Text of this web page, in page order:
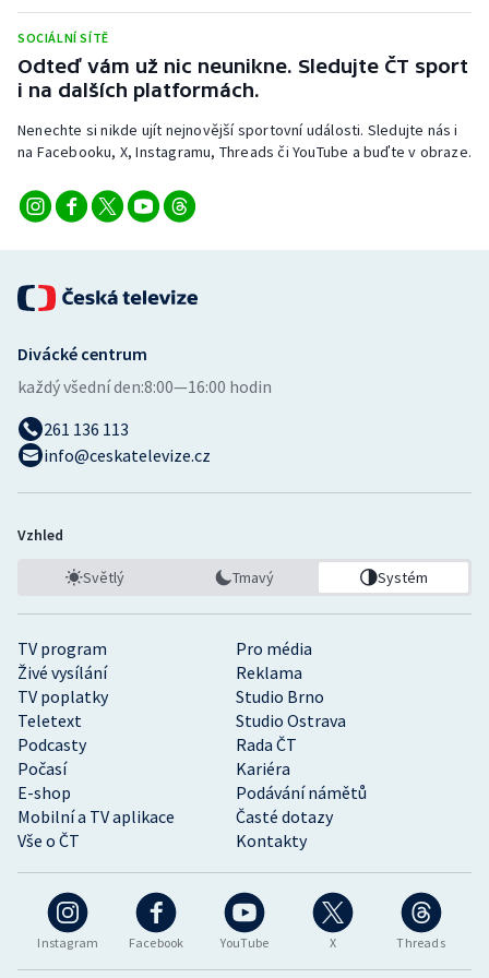
SOCIÁLNÍ SÍTĚ
Odteď vám už nic neunikne. Sledujte ČT sport
i na dalších platformách.
Nenechte si nikde ujít nejnovější sportovní události. Sledujte nás i
na Facebooku, X, Instagramu, Threads či YouTube a buďte v obraze.
Instagram Facebook YouTube X Threads
TV program
Pro média
Živé vysílání
Reklama
TV poplatky
Studio Brno
Teletext
Studio Ostrava
Podcasty
Rada ČT
Počasí
Kariéra
E-shop
Podávání námětů
Mobilní a TV aplikace
Časté dotazy
Vše o ČT
Kontakty
Divácké centrum
každý všední den:8:00—16:00 hodin
261 136 113
info@ceskatelevize.cz
Vzhled
Světlý Tmavý Systém